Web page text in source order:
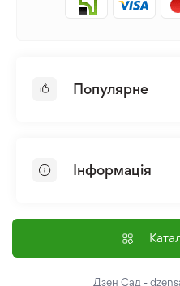
Популярне
Лілія
Насіння
Інформація
Доставка і оплата
Контакти
Дзен Сад -